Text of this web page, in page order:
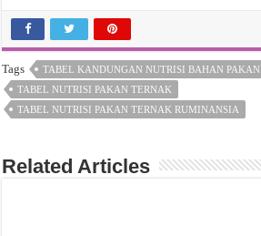
Tags
TABEL KANDUNGAN NUTRISI BAHAN
TABEL NUTRISI PAKAN TERNAK
TABEL NUTRISI PAKAN TERNAK RUMINANSIA
Related Articles